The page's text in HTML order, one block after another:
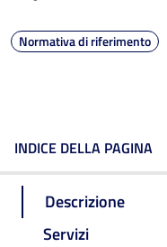
Normativa di riferimento
INDICE DELLA PAGINA
Descrizione
Servizi